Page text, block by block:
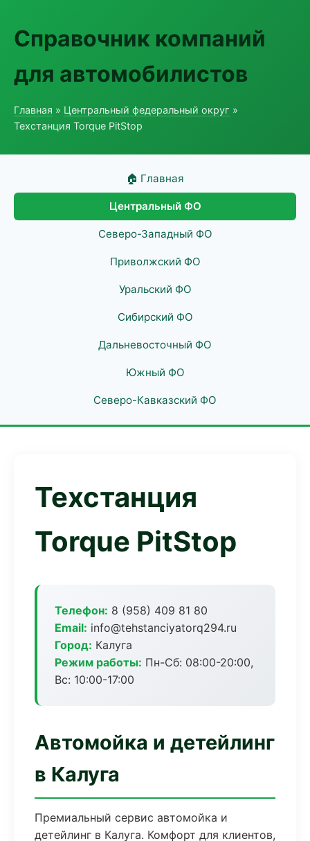
Справочник компаний
для автомобилистов
Главная » Центральный федеральный округ »
Техстанция Torque PitStop
🏠 Главная
Центральный ФО
Северо-Западный ФО
Приволжский ФО
Уральский ФО
Сибирский ФО
Дальневосточный ФО
Южный ФО
Северо-Кавказский ФО
Техстанция
Torque PitStop
Телефон: 8 (958) 409 81 80
Email: info@tehstanciyatorq294.ru
Город: Калуга
Режим работы: Пн-Сб: 08:00-20:00,
Вс: 10:00-17:00
Автомойка и детейлинг
в Калуга
Премиальный сервис автомойка и
детейлинг в Калуга. Комфорт для клиентов,